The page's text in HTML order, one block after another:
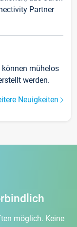
Partner
können mühelos
werden.
Neuigkeiten
möglich. Keine